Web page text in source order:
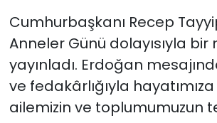
Cumhurbaşkanı Recep
Anneler Günü dolayısıyla bir
yayınladı. Erdoğan
ve fedakârlığıyla
ailemizin ve toplumumuzun